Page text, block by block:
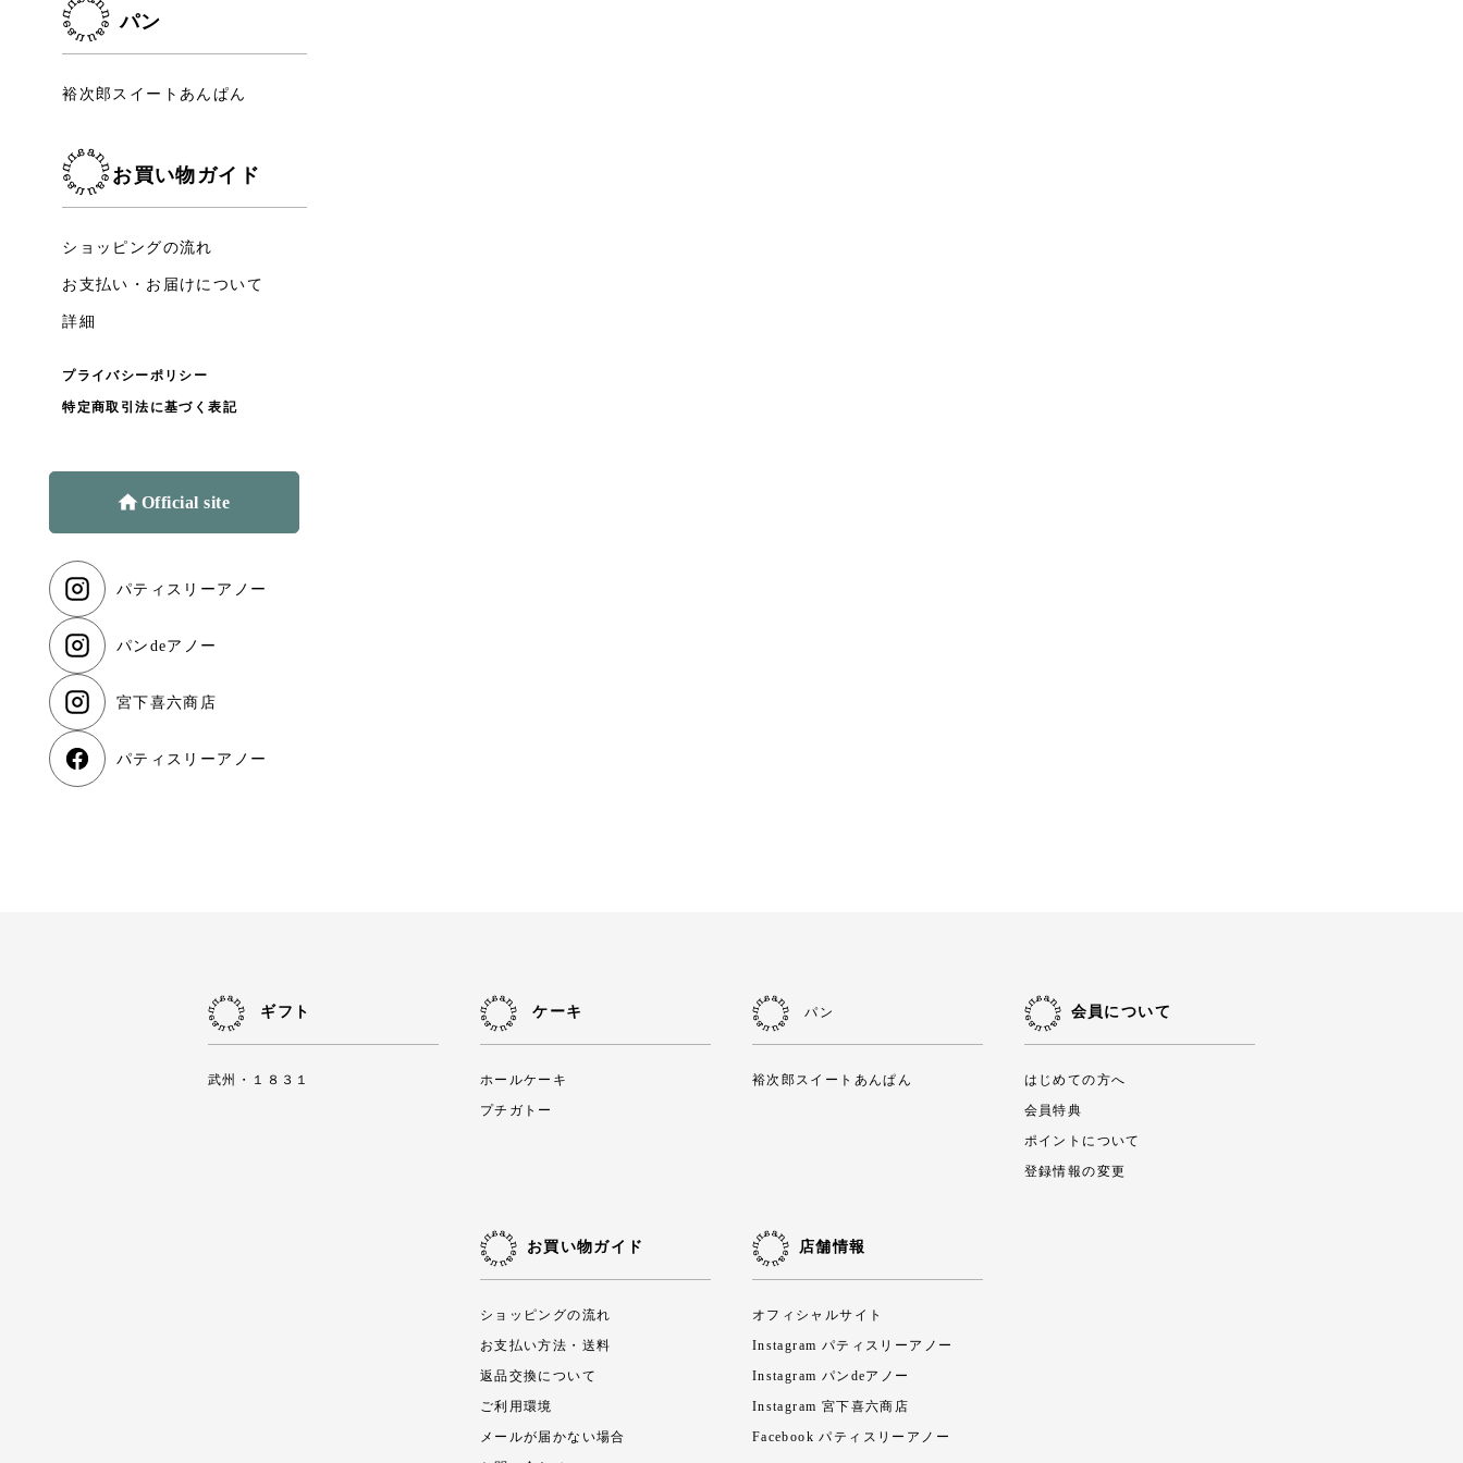
パン
裕次郎スイートあんぱん
お買い物ガイド
ショッピングの流れ
お支払い・お届けについて
詳細
プライバシーポリシー
特定商取引法に基づく表記
Official site
パティスリーアノー
パンdeアノー
宮下喜六商店
パティスリーアノー
ギフト
武州・１８３１
ケーキ
ホールケーキ
プチガトー
パン
裕次郎スイートあんぱん
会員について
はじめての方へ
会員特典
ポイントについて
登録情報の変更
お買い物ガイド
ショッピングの流れ
お支払い方法・送料
返品交換について
ご利用環境
メールが届かない場合
店舗情報
オフィシャルサイト
Instagram パティスリーアノー
Instagram パンdeアノー
Instagram 宮下喜六商店
Facebook パティスリーアノー